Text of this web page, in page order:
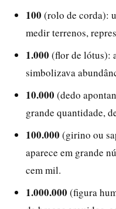
100 (rolo de corda):
medir terrenos,
1.000 (flor de lótus):
simbolizava
10.000 (dedo
grande quantidade,
100.000 (girino ou
aparece em grande
cem mil.
1.000.000 (figura